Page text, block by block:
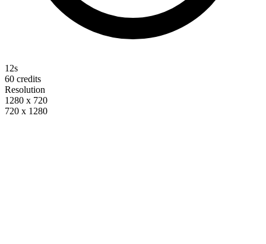
12s
60 credits
Resolution
1280 x 720
720 x 1280